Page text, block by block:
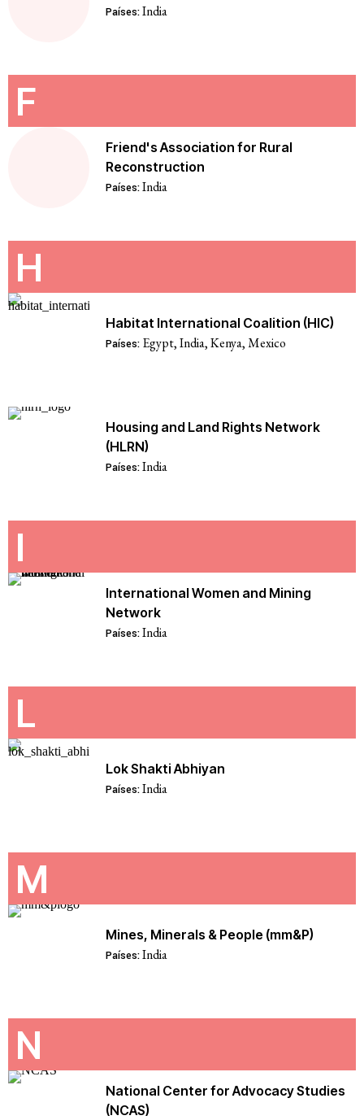
Países:India
F
Friend's Association for Rural
Reconstruction
Países:India
H
Habitat International Coalition (HIC)
Países: Egypt,India,Kenya,Mexico
Housing and Land Rights Network
(HLRN)
Países:India
I
International Women and Mining
Network
Países:India
L
Lok Shakti Abhiyan
Países:India
M
Mines, Minerals & People (mm&P)
Países:India
N
National Center for Advocacy Studies
(NCAS)